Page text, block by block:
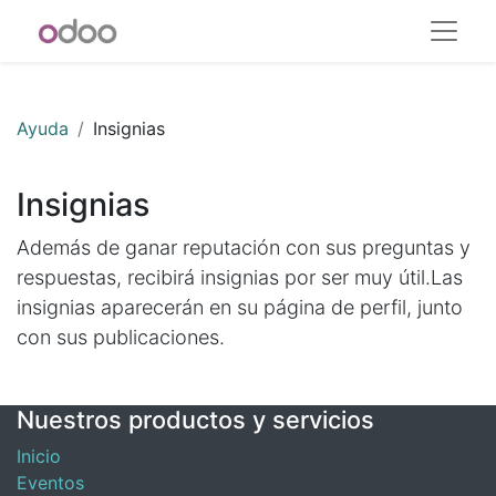
Ayuda Insignias
Insignias
Además de ganar reputación con sus preguntas y
respuestas, recibirá insignias por ser muy útil.Las
insignias aparecerán en su página de perfil, junto
con sus publicaciones.
Nuestros productos y servicios
Inicio
Eventos